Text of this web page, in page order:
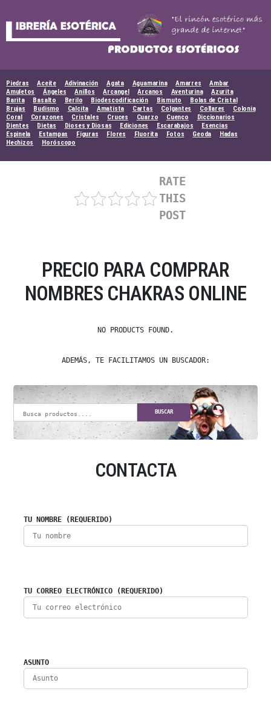
Piedras Aceite Adivinación Agata Aguamarina Amarres
Ambar
Amuletos
Ángeles Anillos Arcangel Arcanos Aventurina
Azurita
Barita
Basalto Berilo Biodescodificación Bismuto
Bolas de Cristal
Brujas
Budismo Calcita Amatista Cartas Colgantes Collares
Colonia
Coral
Corazones Cristales Cruces Cuarzo Cuenco
Diccionarios
Dientes
Dietas Dioses y Diosas Ediciones Escarabajos
Esencias
Espinela
Estampas Figuras Flores Fluorita Fotos Geoda
Hadas
Hechizos
Horóscopo
RATE
THIS
POST
PRECIO PARA COMPRAR
NOMBRES CHAKRAS ONLINE
NO PRODUCTS FOUND.
ADEMÁS, TE FACILITAMOS UN BUSCADOR:
BUSCAR
CONTACTA
TU NOMBRE (REQUERIDO)
TU CORREO ELECTRÓNICO (REQUERIDO)
ASUNTO